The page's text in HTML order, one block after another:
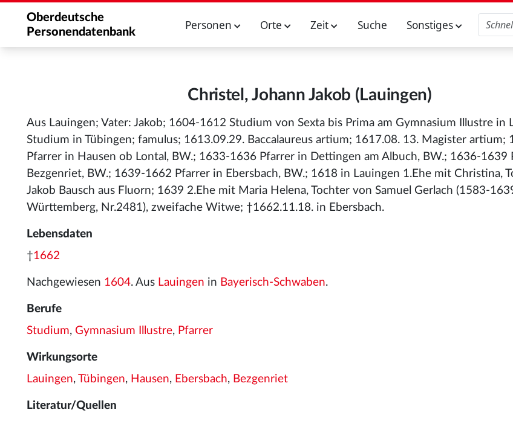
Oberdeutsche
Personendatenbank
Personen Orte Zeit Suche Sonstiges
Christel, Johann Jakob (Lauingen)
Aus Lauingen; Vater: Jakob; 1604-1612 Studium von Sexta bis Prima am Gymnasium Illustre in
Studium in Tübingen; famulus; 1613.09.29. Baccalaureus artium; 1617.08. 13. Magister artium;
Pfarrer in Hausen ob Lontal, BW.; 1633-1636 Pfarrer in Dettingen am Albuch, BW.; 1636-1639
Bezgenriet, BW.; 1639-1662 Pfarrer in Ebersbach, BW.; 1618 in Lauingen 1.Ehe mit Christina,
Jakob Bausch aus Fluorn; 1639 2.Ehe mit Maria Helena, Tochter von Samuel Gerlach (1583-
Württemberg, Nr.2481), zweifache Witwe; †1662.11.18. in Ebersbach.
Lebensdaten
†1662
Nachgewiesen 1604. Aus Lauingen in Bayerisch-Schwaben.
Berufe
Studium, Gymnasium Illustre, Pfarrer
Wirkungsorte
Lauingen, Tübingen, Hausen, Ebersbach, Bezgenriet
Literatur/Quellen